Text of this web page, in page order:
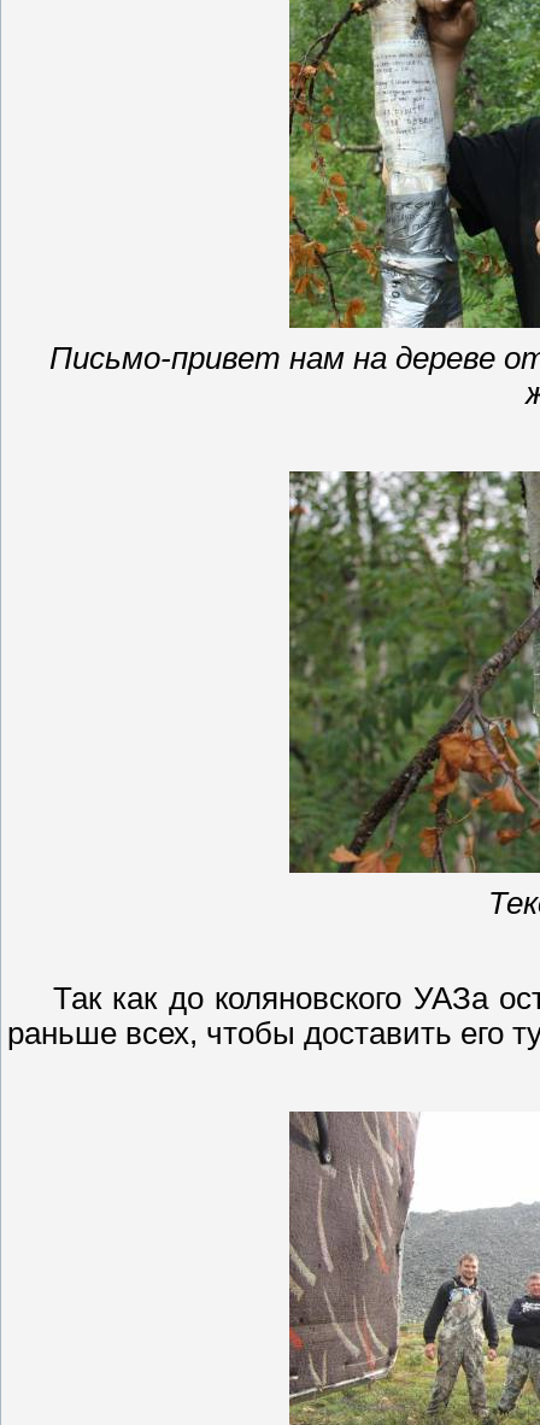
Письмо-привет нам на дереве
Так как до коляновского УАЗа
раньше всех, чтобы доставить его